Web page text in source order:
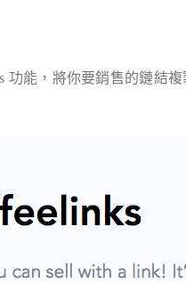
功能，將你要銷售的鏈